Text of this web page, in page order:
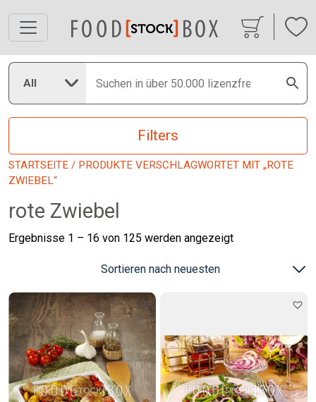
All
Filters
STARTSEITE / PRODUKTE VERSCHLAGWORTET MIT „ROTE
ZWIEBEL“
rote Zwiebel
Ergebnisse 1 – 16 von 125 werden angezeigtNach